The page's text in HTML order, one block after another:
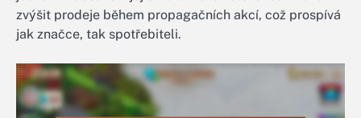
zvýšit prodeje během propagačních akcí, což prospívá
jak značce, tak spotřebiteli.